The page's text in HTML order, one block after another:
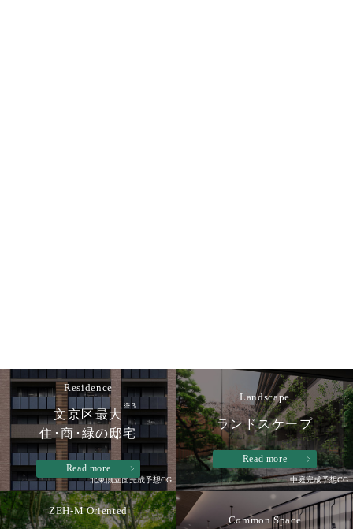
北東側立面完成予想CG
Residence
文京区最大
住･商･緑の邸宅
※3
Read more
中庭完成予想CG
Landscape
ランドスケープ
Read more
ZEH-M Oriented
Common Space